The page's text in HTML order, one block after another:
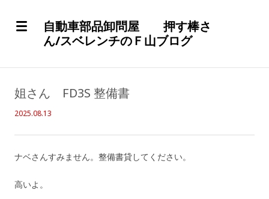
自動車部品卸問屋 押す棒さ
ん/スベレンチのＦ山ブログ
姐さん FD3S 整備書
2025.08.13
ナベさんすみません。整備書貸してください。
高いよ。